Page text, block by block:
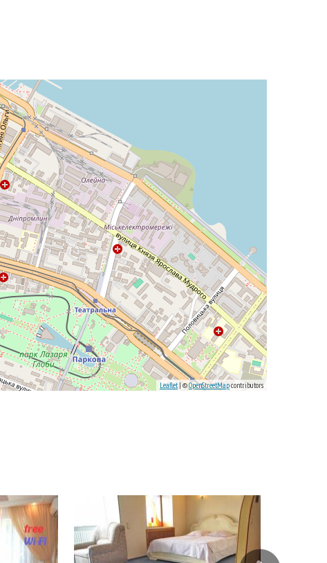
Leaflet| ©OpenStreetMapcontributors